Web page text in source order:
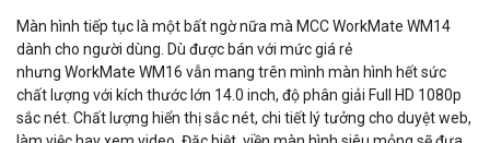
Màn hình tiếp tục là một bất ngờ nữa mà MCC WorkMate WM14
dành cho người dùng. Dù được bán với mức giá rẻ
nhưng WorkMate WM16 vẫn mang trên mình màn hình hết sức
chất lượng với kích thước lớn 14.0 inch, độ phân giải Full HD 1080p
sắc nét. Chất lượng hiển thị sắc nét, chi tiết lý tưởng cho duyệt web,